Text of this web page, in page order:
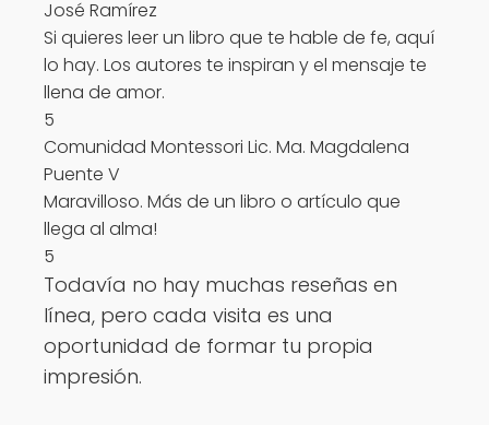
José Ramírez
Si quieres leer un libro que te hable de fe, aquí
lo hay. Los autores te inspiran y el mensaje te
llena de amor.
5
Comunidad Montessori Lic. Ma. Magdalena
Puente V
Maravilloso. Más de un libro o artículo que
llega al alma!
5
Todavía no hay muchas reseñas en
línea, pero cada visita es una
oportunidad de formar tu propia
impresión.